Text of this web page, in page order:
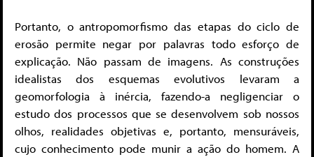
Portanto, o antropomorfismo das etapas do ciclo de
erosão permite negar por palavras todo esforço de
explicação. Não passam de imagens. As construções
idealistas dos esquemas evolutivos levaram a
geomorfologia à inércia, fazendo-a negligenciar o
estudo dos processos que se desenvolvem sob nossos
olhos, realidades objetivas e, portanto, mensuráveis,
cujo conhecimento pode munir a ação do homem. A